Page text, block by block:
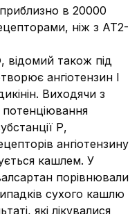
в 20000
ніж з АТ2-
відомий також під
ангіотензин І
Виходячи з
Р,
ангіотензину
кашлем. У
порівнювали
сухого кашлю
які лікувалися